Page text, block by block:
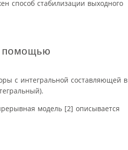
способ стабилизации выходного
помощью
с интегральной составляющей в
модель [2] описывается